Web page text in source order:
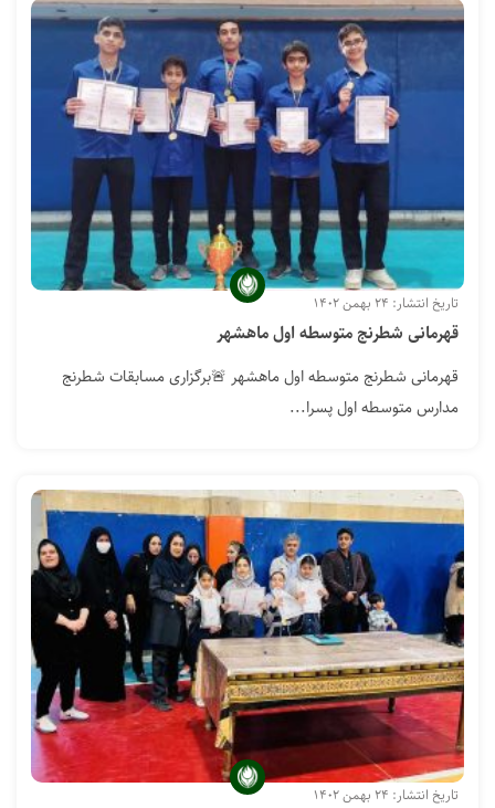
تاریخ انتشار: ۲۴ بهمن ۱۴۰۲
قهرمانی شطرنج متوسطه اول ماهشهر
قهرمانی شطرنج متوسطه اول ماهشهر 🚨برگزاری مسابقات شطرنج
مدارس متوسطه اول پسرا...
تاریخ انتشار: ۲۴ بهمن ۱۴۰۲